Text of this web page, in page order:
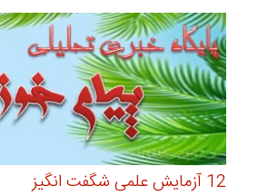
12 آزمایش علمی شگفت انگیز